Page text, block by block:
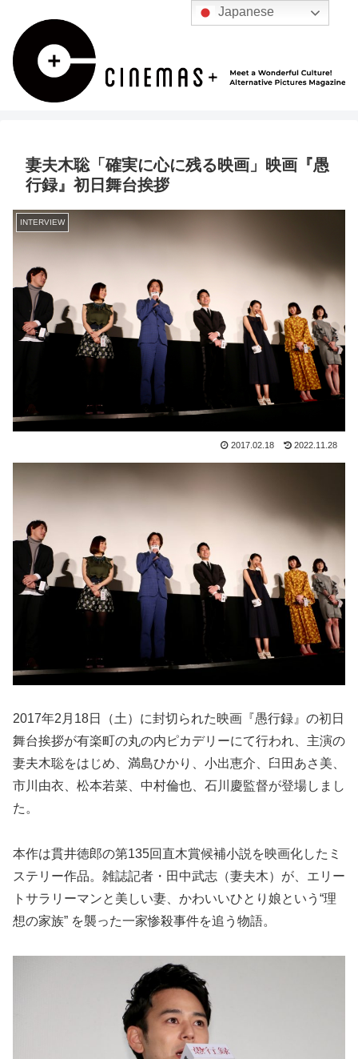
妻夫木聡「確実に心に残る映画」映画『愚
行録』初日舞台挨拶
INTERVIEW
2017.02.18 2022.11.28
2017年2月18日（土）に封切られた映画『愚行録』の初日
舞台挨拶が有楽町の丸の内ピカデリーにて行われ、主演の
妻夫木聡をはじめ、満島ひかり、小出恵介、臼田あさ美、
市川由衣、松本若菜、中村倫也、石川慶監督が登場しまし
た。
本作は貫井徳郎の第135回直木賞候補小説を映画化したミ
ステリー作品。雑誌記者・田中武志（妻夫木）が、エリー
トサラリーマンと美しい妻、かわいいひとり娘という“理
想の家族” を襲った一家惨殺事件を追う物語。
Japanese